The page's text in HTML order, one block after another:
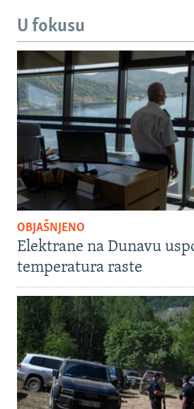
U fokusu
OBJAŠNJENO
Elektrane na Dunavu
temperatura raste